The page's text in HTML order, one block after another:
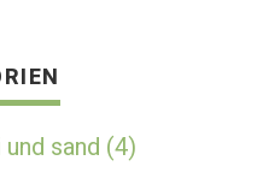
sand (4)